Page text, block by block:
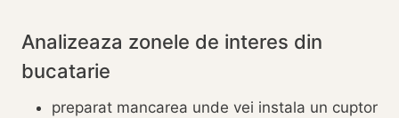
Analizeaza zonele de interes din
bucatarie
preparat mancarea unde vei instala un cuptor